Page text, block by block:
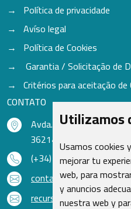
Utilizamos
Usamos cookies
mejorar tu
web, para
y anuncios
nuestra web y
Política de privacidade
Avíso legal
Política de Cookies
Garantia / Solicitação de
Critérios para aceitação de
CONTATO
Avda. do Freixo -
36214 Vigo - Pontevedra
(+34) 986 48 16 33
contacto@qsr.es